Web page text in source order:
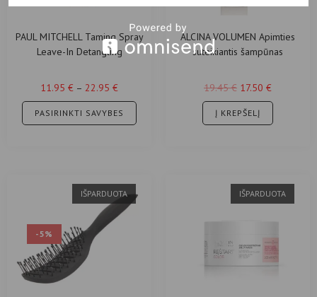
PAUL MITCHELL Taming Spray
Leave-In Detangling
vaikiškas kondicionierius
11.95 € – 22.95 €
PASIRINKTI SAVYBES
ALCINA VOLUMEN Apimties
suteikiantis šampūnas
19.45€ 17.50 €
Į KREPŠELĮ
IŠPARDUOTA
-5%
IŠPARDUOTA